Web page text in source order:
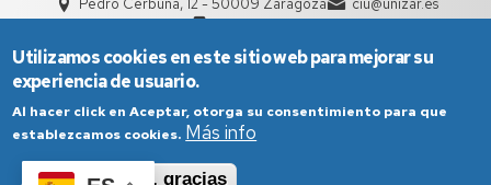
Pedro Cerbuna, 12 - 50009 Zaragoza
ciu@unizar.es
Utilizamos cookies en este sitio web para mejorar su
experiencia de usuario.
Al hacer click en Aceptar, otorga su consentimiento para que
establezcamos cookies. Más info
Aceptar
No, gracias